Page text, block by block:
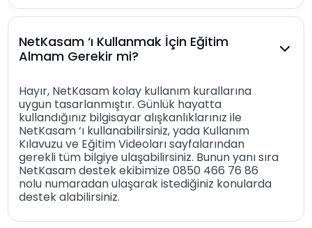
NetKasam ‘ı Kullanmak İçin Eğitim
Almam Gerekir mi?
Hayır, NetKasam kolay kullanım kurallarına
uygun tasarlanmıştır. Günlük hayatta
kullandığınız bilgisayar alışkanlıklarınız ile
NetKasam ‘ı kullanabilirsiniz, yada Kullanım
Kılavuzu ve Eğitim Videoları sayfalarından
gerekli tüm bilgiye ulaşabilirsiniz. Bunun yanı sıra
NetKasam destek ekibimize 0850 466 76 86
nolu numaradan ulaşarak istediğiniz konularda
destek alabilirsiniz.